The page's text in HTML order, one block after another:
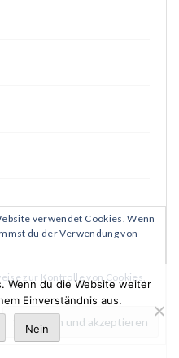
verwendet Cookies. Wenn
du der Verwendung von
zur Kontrolle von Cookies,
Wenn du die Website weiter
Einverständnis aus.
Nein